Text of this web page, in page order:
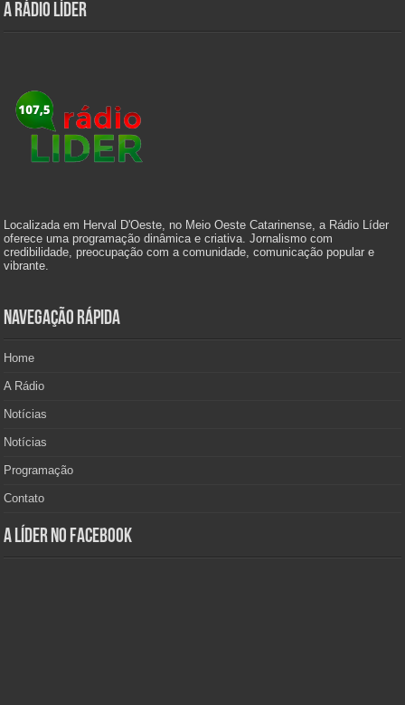
A Rádio Líder
Localizada em Herval D'Oeste, no Meio Oeste Catarinense, a Rádio Líder
oferece uma programação dinâmica e criativa. Jornalismo com
credibilidade, preocupação com a comunidade, comunicação popular e
vibrante.
Navegação Rápida
Home
A Rádio
Notícias
Notícias
Programação
Contato
A Líder no Facebook